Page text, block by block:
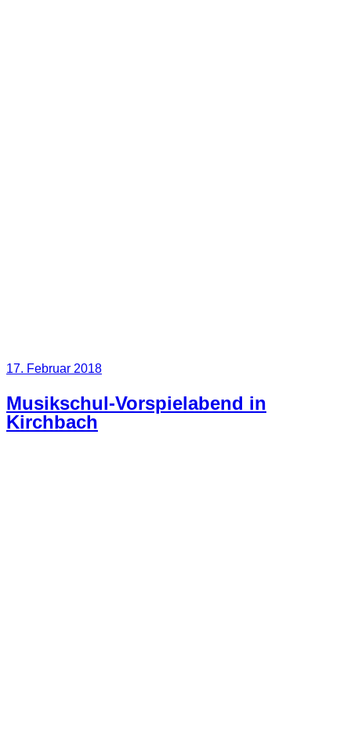
Veröffentlicht
17. Februar 2018
Musikschul-Vorspielabend in
Kirchbach